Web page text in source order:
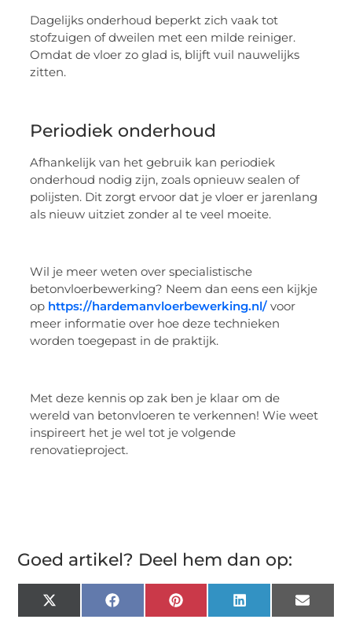
Dagelijks onderhoud beperkt zich vaak tot
stofzuigen of dweilen met een milde reiniger.
Omdat de vloer zo glad is, blijft vuil nauwelijks
zitten.
Periodiek onderhoud
Afhankelijk van het gebruik kan periodiek
onderhoud nodig zijn, zoals opnieuw sealen of
polijsten. Dit zorgt ervoor dat je vloer er jarenlang
als nieuw uitziet zonder al te veel moeite.
Wil je meer weten over specialistische
betonvloerbewerking? Neem dan eens een kijkje
op https://hardemanvloerbewerking.nl/ voor
meer informatie over hoe deze technieken
worden toegepast in de praktijk.
Met deze kennis op zak ben je klaar om de
wereld van betonvloeren te verkennen! Wie weet
inspireert het je wel tot je volgende
renovatieproject.
Goed artikel? Deel hem dan op:
X
(Twitter)
FacebookPinterestLinkedInEmail